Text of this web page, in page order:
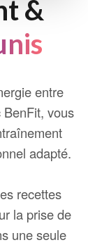
&
entre
BenFit, vous
adapté.
recettes
la prise de
une seule